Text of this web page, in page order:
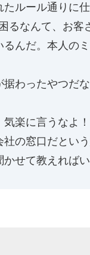
たルール通りに
るなんて、お客
んだ。本人の
据わったやつ
気楽に言うな
の窓口だとい
せて教えればい